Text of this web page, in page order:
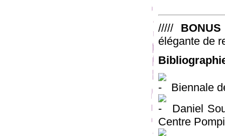
///// BONUS
élégante de
Biennale
Daniel
Centre